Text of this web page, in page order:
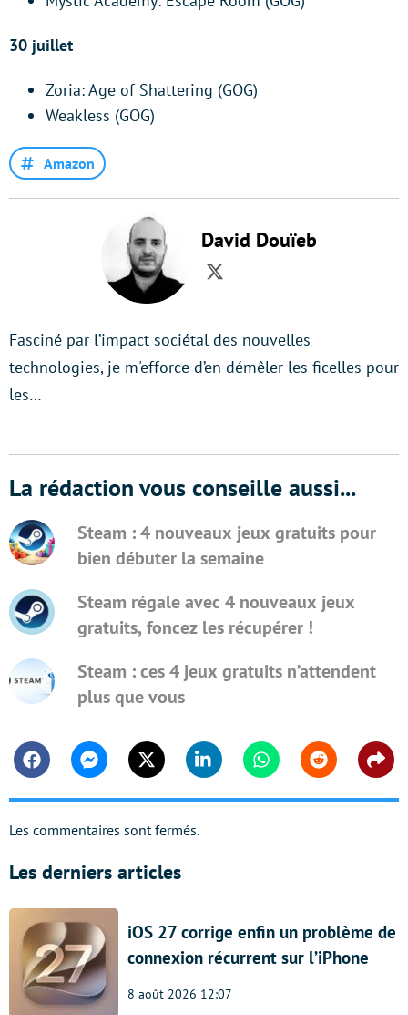
30 juillet
Zoria: Age of Shattering (GOG)
Weakless (GOG)
Amazon
David Douïeb
Twitter
Fasciné par l’impact sociétal des nouvelles
technologies, je m'efforce d’en démêler les ficelles pour
les…
La rédaction vous conseille aussi...
Steam : 4 nouveaux jeux gratuits pour
bien débuter la semaine
Steam régale avec 4 nouveaux jeux
gratuits, foncez les récupérer !
Steam : ces 4 jeux gratuits n’attendent
plus que vous
FacebookMessengerTwitter Linkedin WhatsappReddit
Les commentaires sont fermés.
Les derniers articles
iOS 27 corrige enfin un problème de
connexion récurrent sur l’iPhone
8 août 2026 12:07